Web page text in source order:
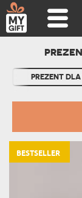
PREZENT
BESTSELLER